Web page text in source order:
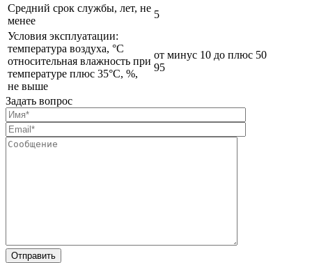
Средний срок службы, лет, не
менее
5
Условия эксплуатации:
температура воздуха, °С
относительная влажность при
температуре плюс 35°С, %,
не выше
от минус 10 до плюс 50
95
Задать вопрос